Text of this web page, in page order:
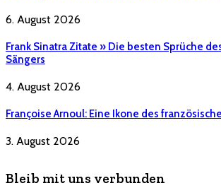
6. August 2026
Frank Sinatra Zitate » Die besten Sprüche
Sängers
4. August 2026
Françoise Arnoul: Eine Ikone des
3. August 2026
Bleib mit uns verbunden